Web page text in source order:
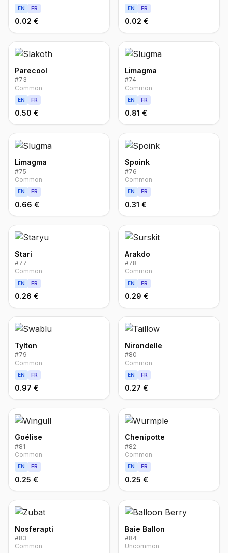
EN FR
0.02 €
EN FR
0.02 €
Parecool
#73
Common
EN FR
0.50 €
Limagma
#74
Common
EN FR
0.81 €
Limagma
#75
Common
EN FR
0.66 €
Spoink
#76
Common
EN FR
0.31 €
Stari
#77
Common
EN FR
0.26 €
Arakdo
#78
Common
EN FR
0.29 €
Tylton
#79
Common
EN FR
0.97 €
Nirondelle
#80
Common
EN FR
0.27 €
Goélise
#81
Common
EN FR
0.25 €
Chenipotte
#82
Common
EN FR
0.25 €
Nosferapti
#83
Common
Baie Ballon
#84
Uncommon